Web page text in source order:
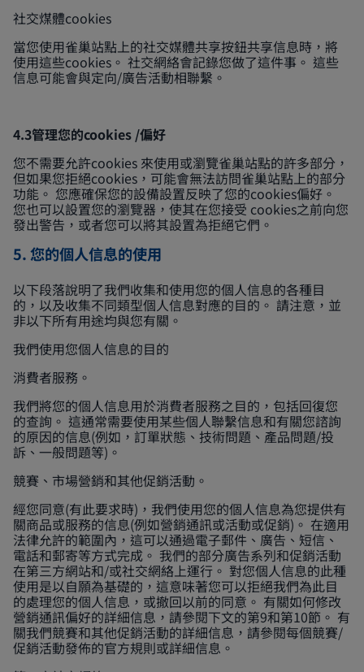
社交煤體cookies
當您使用雀巢站點上的社交媒體共享按鈕共享信息時，將
使用這些cookies。 社交網絡會記錄您做了這件事。 這些
信息可能會與定向/廣告活動相聯繫。
4.3管理您的cookies /偏好
您不需要允許cookies 來使用或瀏覽雀巢站點的許多部分，
但如果您拒絕cookies，可能會無法訪問雀巢站點上的部分
功能。 您應確保您的設備設置反映了您的cookies偏好。
您也可以設置您的瀏覽器，使其在您接受 cookies之前向您
發出警告，或者您可以將其設置為拒絕它們。
5. 您的個人信息的使用
以下段落說明了我們收集和使用您的個人信息的各種目
的，以及收集不同類型個人信息對應的目的。 請注意，並
非以下所有用途均與您有關。
我們使用您個人信息的目的
消費者服務。
我們將您的個人信息用於消費者服務之目的，包括回復您
的查詢。 這通常需要使用某些個人聯繫信息和有關您諮詢
的原因的信息(例如，訂單狀態、技術問題、產品問題/投
訴、一般問題等)。
競賽、市場營銷和其他促銷活動。
經您同意(有此要求時)，我們使用您的個人信息為您提供有
關商品或服務的信息(例如營銷通訊或活動或促銷)。 在適用
法律允許的範圍內，這可以通過電子郵件、廣告、短信、
電話和郵寄等方式完成。 我們的部分廣告系列和促銷活動
在第三方網站和/或社交網絡上運行。 對您個人信息的此種
使用是以自願為基礎的，這意味著您可以拒絕我們為此目
的處理您的個人信息，或撤回以前的同意。 有關如何修改
營銷通訊偏好的詳細信息，請參閱下文的第9和第10節。 有
關我們競賽和其他促銷活動的詳細信息，請參閱每個競賽/
促銷活動發佈的官方規則或詳細信息。